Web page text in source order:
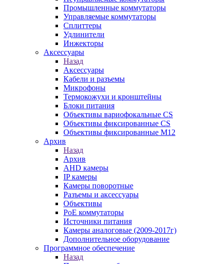
Промышленные коммутаторы
Управляемые коммутаторы
Сплиттеры
Удлинители
Инжекторы
Аксессуары
Назад
Аксессуары
Кабели и разъемы
Микрофоны
Термокожухи и кронштейны
Блоки питания
Объективы вариофокальные CS
Объективы фиксированные CS
Объективы фиксированные М12
Архив
Назад
Архив
AHD камеры
IP камеры
Камеры поворотные
Разъемы и аксессуары
Объективы
PoE коммутаторы
Источники питания
Камеры аналоговые (2009-2017г)
Дополнительное оборудование
Программное обеспечение
Назад